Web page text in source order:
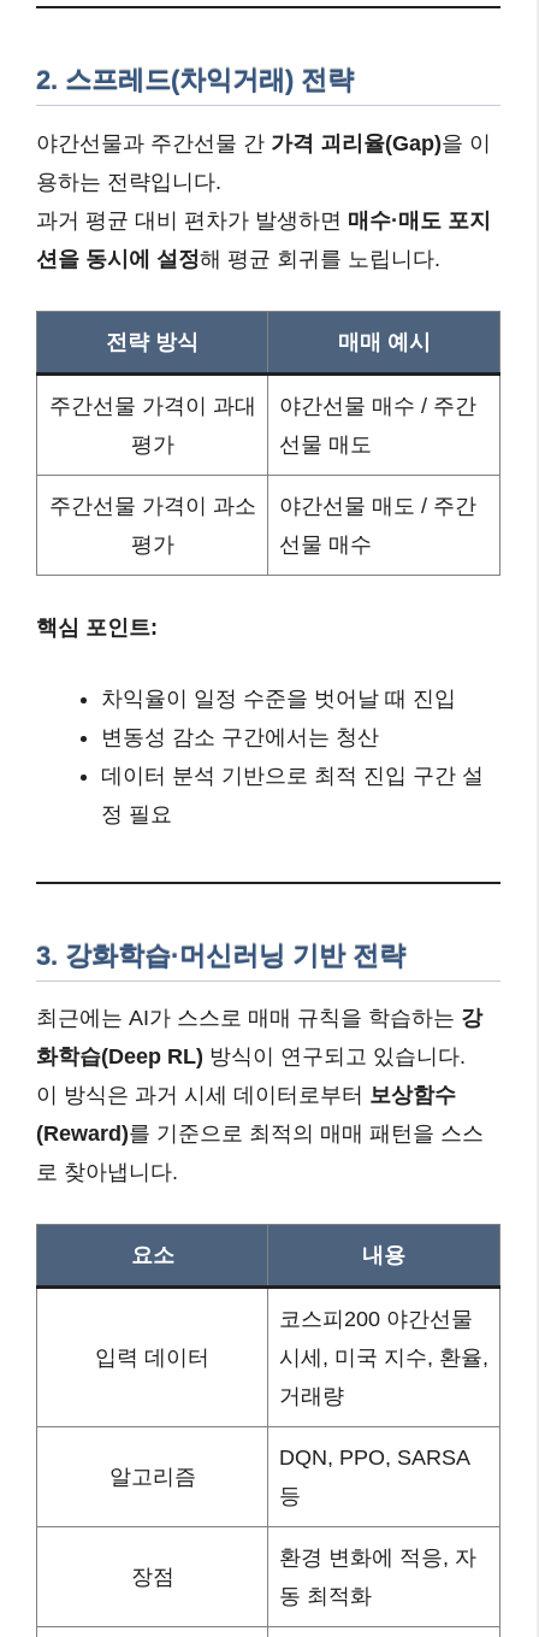
2. 스프레드(차익거래) 전략
야간선물과 주간선물 간 가격 괴리율(Gap)을 이
용하는 전략입니다.
과거 평균 대비 편차가 발생하면 매수·매도 포지
션을 동시에 설정해 평균 회귀를 노립니다.
전략 방식 매매 예시
주간선물 가격이 과대
평가
야간선물 매수 / 주간
선물 매도
주간선물 가격이 과소
평가
야간선물 매도 / 주간
선물 매수
핵심 포인트:
차익율이 일정 수준을 벗어날 때 진입
변동성 감소 구간에서는 청산
데이터 분석 기반으로 최적 진입 구간 설
정 필요
3. 강화학습·머신러닝 기반 전략
최근에는 AI가 스스로 매매 규칙을 학습하는 강
화학습(Deep RL) 방식이 연구되고 있습니다.
이 방식은 과거 시세 데이터로부터 보상함수
(Reward)를 기준으로 최적의 매매 패턴을 스스
로 찾아냅니다.
요소 내용
입력 데이터
코스피200 야간선물
시세, 미국 지수, 환율,
거래량
알고리즘
DQN, PPO, SARSA
등
장점
환경 변화에 적응, 자
동 최적화